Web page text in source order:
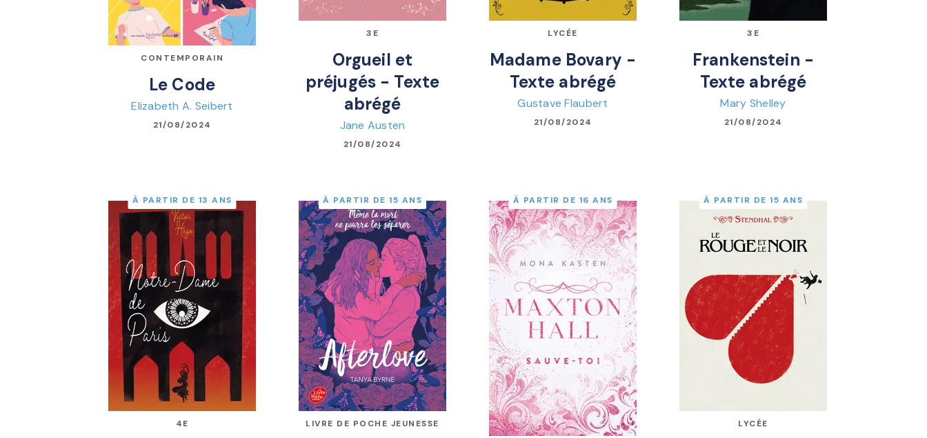
CONTEMPORAIN
Le Code
Elizabeth A. Seibert
21/08/2024
3E
Orgueil et
préjugés - Texte
abrégé
Jane Austen
21/08/2024
LYCÉE
Madame Bovary -
Texte abrégé
Gustave Flaubert
21/08/2024
3E
Frankenstein -
Texte abrégé
Mary Shelley
21/08/2024
À PARTIR DE 13 ANS
4E
À PARTIR DE 15 ANS
LIVRE DE POCHE JEUNESSE
À PARTIR DE 16 ANS À PARTIR DE 15 ANS
LYCÉE